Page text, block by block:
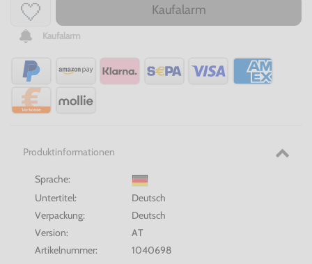
Kaufalarm
Kaufalarm
Produktinformationen
Sprache:
Untertitel:
Deutsch
Verpackung:
Deutsch
Version:
AT
Artikelnummer:
1040698